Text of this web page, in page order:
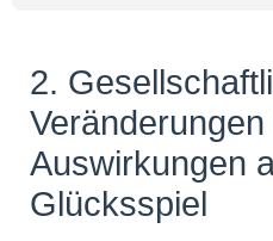
2.
Auswirkungen
Glücksspiel